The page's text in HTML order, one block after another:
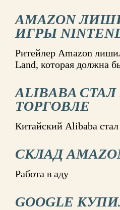
AMAZON
ИГРЫ
Ритейлер Amazon
Land, которая должна
ALIBABA
ТОРГОВЛЕ
Китайский Alibaba
СКЛАД
Работа в аду
GOOGLE